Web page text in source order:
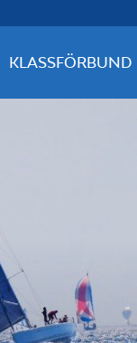
KLASSFÖRBUND